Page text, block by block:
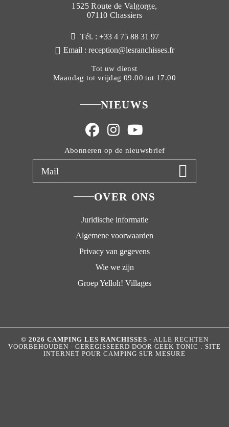
1525 Route de Valgorge,
07110 Chassiers
Tél. : +33 4 75 88 31 97
Email : reception@lesranchisses.fr
Tot uw dienst
Maandag tot vrijdag 09.00 tot 17.00
NIEUWS
Abonneren op de nieuwsbrief
OVER ONS
Juridische informatie
Algemene voorwaarden
Privacy van gegevens
Wie we zijn
Groep Yelloh! Villages
© 2026 CAMPING LES RANCHISSES - ALLE RECHTEN
VOORBEHOUDEN - GEREGISSEERD DOOR GEEK TONIC : SITE
INTERNET POUR CAMPING SUR MESURE